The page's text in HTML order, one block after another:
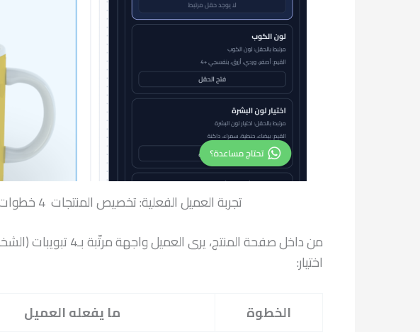
تجربة العميل الفعلية: تخصيص المنتجات 4 خطوات منظّمة (الشخصية، الملابس، الإضافات، النص) مع معاينة حيّة لكل اختيار.
من داخل صفحة المنتج، يرى العميل واجهة مرتّبة بـ4 تبويبات (الشخصية، الملابس، الإضافات، النص)، وعلى اليسار صورة المنتج التي
اختيار:
الخطوة ما يفعله العميل